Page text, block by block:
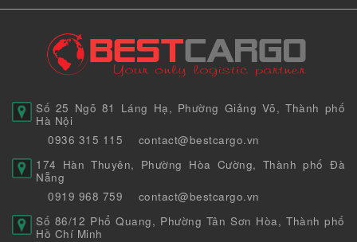
Số 25 Ngõ 81 Láng Hạ, Phường Giảng Võ, Thành phố
Hà Nội
0936 315 115
contact@bestcargo.vn
174 Hàn Thuyên, Phường Hòa Cường, Thành phố Đà
Nẵng
0919 968 759
contact@bestcargo.vn
Số 86/12 Phổ Quang, Phường Tân Sơn Hòa, Thành phố
Hồ Chí Minh